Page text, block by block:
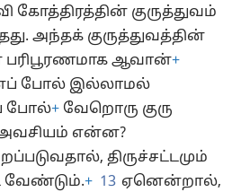
கோத்திரத்தின் குருத்துவம்
அந்தக் குருத்துவத்தின்
ஆவான்+
போல் இல்லாமல்
போல்+ வேறொரு குரு
என்ன?
திருச்சட்டமும்
வேண்டும்.+ 13 ஏனென்றால்,